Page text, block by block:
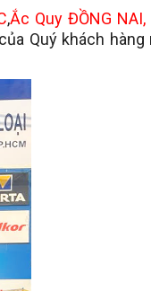
,Ắc Quy ĐỒNG
Quý khách hàng